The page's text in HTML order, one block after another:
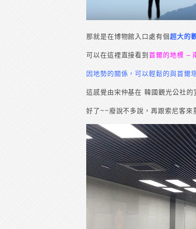
那就是在博物館入口處有個 超大的
可以在這裡直接看到首爾的地標 –
因地勢的關係，可以輕鬆的與首爾
這感覺由宋仲基在 韓國觀光公社
好了~~廢說不多說，再跟索尼客來